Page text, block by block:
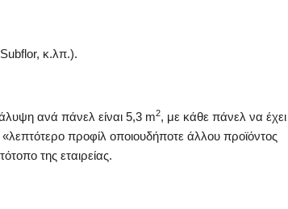
κ.λπ.).
ανά πάνελ είναι 5,3 m2, με κάθε πάνελ να έχει
προφίλ οποιουδήποτε άλλου προϊόντος
της εταιρείας.